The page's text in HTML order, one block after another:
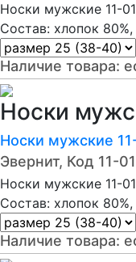
Носки мужские 11-
Состав: хлопок
Наличие товара:
Носки
Носки мужские
Эвернит, Код 11-
Носки мужские 11-
Состав: хлопок
Наличие товара: